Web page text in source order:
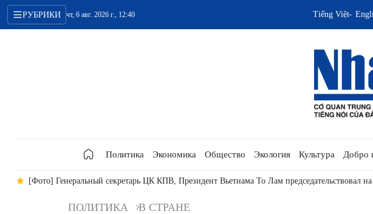
РУБРИКИ чт, 6 авг. 2026 г., 12:40 Tiếng Việt
Политика Экономика Общество Экология Культура Добро
[Фото] Генеральный секретарь ЦК КПВ, Президент Вьетнама То Лам председательствовал
ПОЛИТИКА В СТРАНЕ